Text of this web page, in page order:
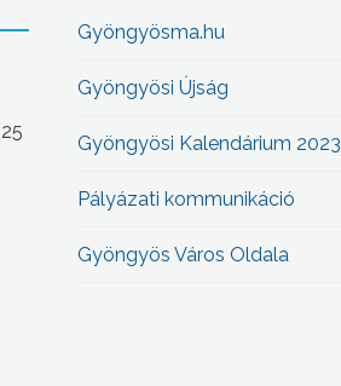
Gyöngyösma.hu
Gyöngyösi Újság
Gyöngyösi Kalendárium 2023
Pályázati kommunikáció
Gyöngyös Város Oldala